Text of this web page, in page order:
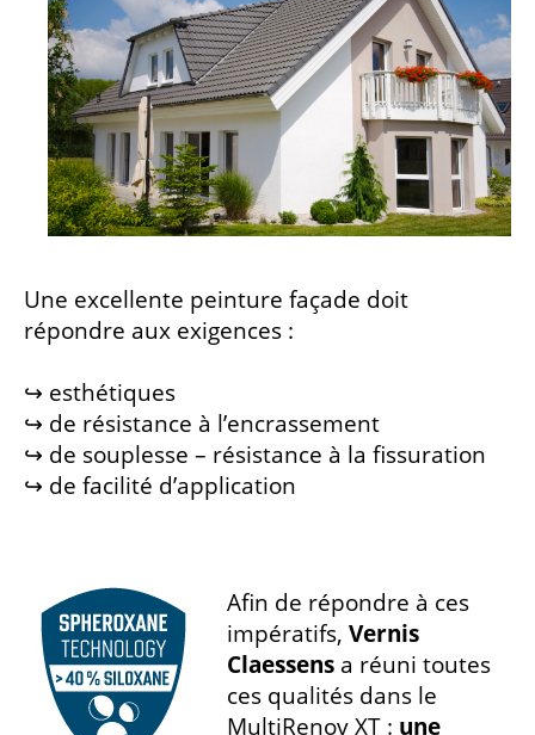
Une excellente peinture façade doit
répondre aux exigences :
↪ esthétiques
↪ de résistance à l’encrassement
↪ de souplesse – résistance à la fissuration
↪ de facilité d’application
Afin de répondre à ces
impératifs,Vernis
Claessens a réuni toutes
ces qualités dans le
MultiRenov XT : une